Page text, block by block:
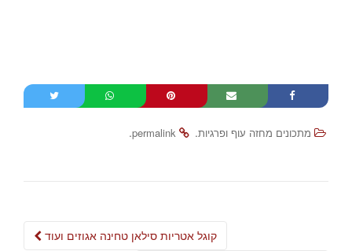
מתכונים מחזה עוף ופרגיות.
permalink
.
Post
קוגל אטריות סילאן טחינה אגוזים ועוד